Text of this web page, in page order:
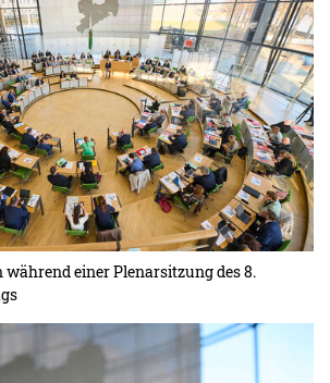
während einer Plenarsitzung des 8.